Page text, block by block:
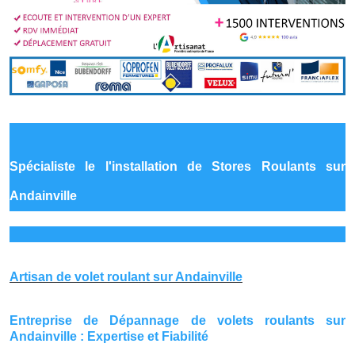
Spécialiste le l'installation de Stores Roulants sur
Andainville
Artisan de volet roulant sur Andainville
Entreprise de Dépannage de volets roulants sur
Andainville : Expertise et Fiabilité